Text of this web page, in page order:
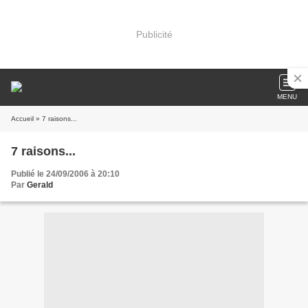
Publicité
MENU
Accueil » 7 raisons...
7 raisons...
Publié le 24/09/2006 à 20:10
Par Gerald